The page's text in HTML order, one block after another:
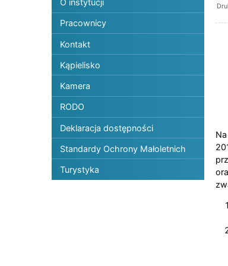
O instytucji
Pracownicy
Kontakt
Kąpielisko
Kamera
RODO
Deklaracja dostępności
Standardy Ochrony Małoletnich
Turystyka